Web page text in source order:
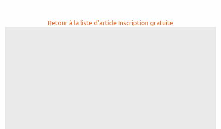
Retour à la liste d'article Inscription gratuite